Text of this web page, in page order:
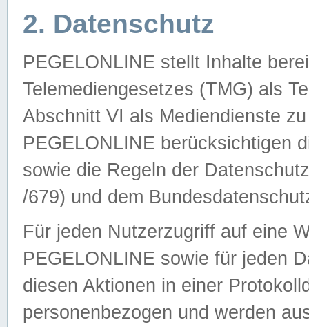
2. Datenschutz
PEGELONLINE stellt Inhalte
Telemediengesetzes (TMG) als
Abschnitt VI als Mediendienste
PEGELONLINE berücksichtigen
sowie die Regeln der
/679) und dem
Für jeden Nutzerzugriff auf eine
PEGELONLINE sowie für jeden
diesen Aktionen in einer
personenbezogen und werden